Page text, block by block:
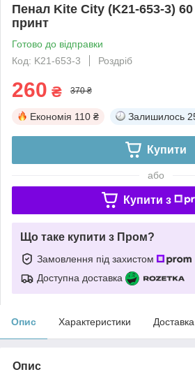
Пенал Kite City (K21-653-3)
принт
Готово до відправки
Код: K21-653-3
Роздріб
260 ₴ 370 ₴
Економія 110 ₴ Залишилось
Купити
або
Купити з
Що таке купити з Пром?
Замовлення під захистом
Доступна доставка
Опис Характеристики Доставка
Опис